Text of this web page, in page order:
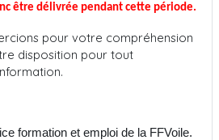
être délivrée pendant cette période.
pour votre compréhension
disposition pour tout
formation et emploi de la FFVoile.